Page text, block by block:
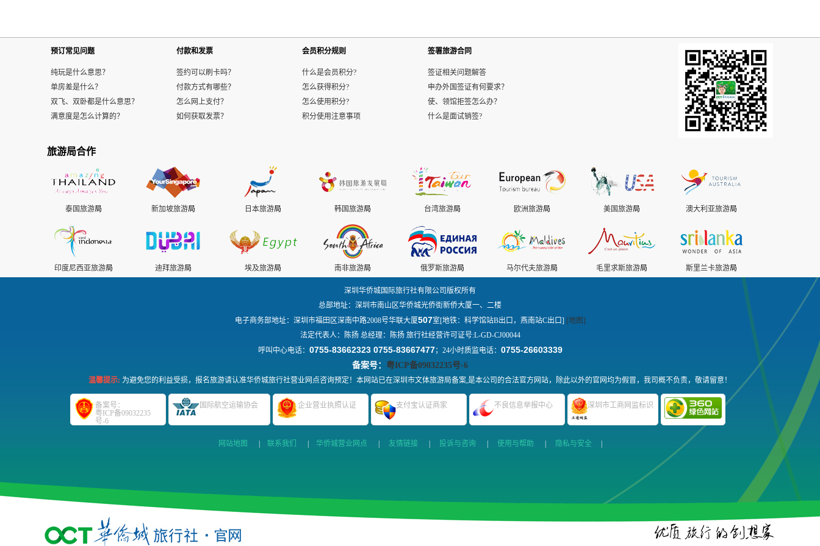
预订常见问题
纯玩是什么意思？
单房差是什么？
双飞、双卧都是什么意思？
满意度是怎么计算的？
付款和发票
签约可以刷卡吗？
付款方式有哪些？
怎么网上支付？
如何获取发票？
会员积分规则
什么是会员积分?
怎么获得积分?
怎么使用积分?
积分使用注意事项
签署旅游合同
签证相关问题解答
申办外国签证有何要求？
使、领馆拒签怎么办？
什么是面试销签?
旅游局合作
泰国旅游局 新加坡旅游局 日本旅游局 韩国旅游局 台湾旅游局 欧洲旅游局 美国旅游局 澳大利亚旅游局
印度尼西亚旅游局 迪拜旅游局 埃及旅游局 南非旅游局 俄罗斯旅游局 马尔代夫旅游局 毛里求斯旅游局 斯里兰卡旅游局
深圳华侨城国际旅行社有限公司版权所有
总部地址：深圳市南山区华侨城光侨街新侨大厦一、二楼
电子商务部地址：深圳市福田区深南中路2008号华联大厦507室[地铁：科学馆站B出口，燕南站C出口] [地图]
法定代表人：陈扬 总经理：陈扬 旅行社经营许可证号:L-GD-CJ00044
呼叫中心电话： 0755-83662323 0755-83667477；24小时质监电话： 0755-26603339
备案号： 粤ICP备09032235号-6
温馨提示: 为避免您的利益受损，报名旅游请认准华侨城旅行社营业网点咨询预定！本网站已在深圳市文体旅游局备案,是本公司的合法官方网站，除此以外的官网均为假冒，我司概不负责，敬请留意！
备案号：
粤ICP备09032235
号-6
国际航空运输协会 企业营业执照认证 支付宝认证商家 不良信息举报中心 深圳市工商网监标识
网站地图 联系我们 华侨城营业网点 友情链接 投诉与咨询 使用与帮助 隐私与安全